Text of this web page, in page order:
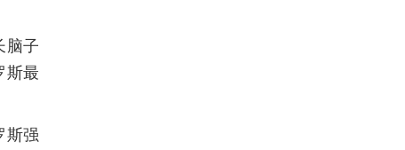
脑子
斯最
斯强